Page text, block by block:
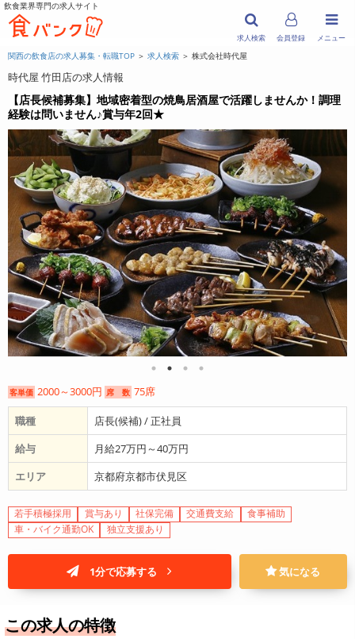
飲食業界専門の求人サイト
メニュー
求人検索 会員登録
関西の飲食店の求人募集・転職TOP ＞ 求人検索 ＞ 株式会社時代屋
時代屋 竹田店の求人情報
【店長候補募集】地域密着型の焼鳥居酒屋で活躍しませんか！調理
経験は問いません♪賞与年2回★
客単価 2000～3000円 席 数 75席
職種
店長(候補) / 正社員
給与
月給27万円～40万円
エリア
京都府京都市伏見区
若手積極採用 賞与あり 社保完備 交通費支給
食事補助
車・バイク通勤OK
独立支援あり
1分で応募する 気になる
この求人の特徴